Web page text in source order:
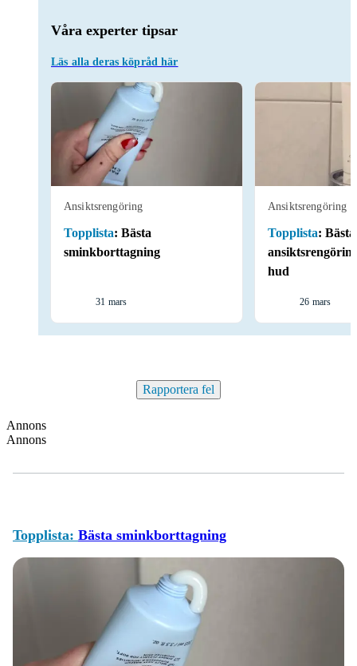
Våra experter tipsar
Läs alla deras köpråd här
Ansiktsrengöring
Topplista: Bästa
sminkborttagning
31 mars
Ansiktsrengöring
Topplista: Bästa
hud
26 mars
Rapportera fel
Annons
Annons
Topplista: Bästa sminkborttagning